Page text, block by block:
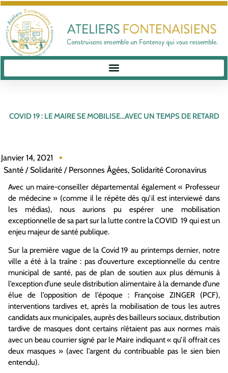
COVID 19 : LE MAIRE SE MOBILISE…AVEC UN TEMPS DE RETARD
Janvier 14, 2021
Santé / Solidarité / Personnes Âgées, Solidarité Coronavirus
Avec un maire-conseiller départemental également « Professeur
de médecine » (comme il le répète dès qu’il est interviewé dans
les médias), nous aurions pu espérer une mobilisation
exceptionnelle de sa part sur la lutte contre la COVID 19 qui est un
enjeu majeur de santé publique.
Sur la première vague de la Covid 19 au printemps dernier, notre
ville a été à la traîne : pas d’ouverture exceptionnelle du centre
municipal de santé, pas de plan de soutien aux plus démunis à
l’exception d’une seule distribution alimentaire à la demande d’une
élue de l’opposition de l’époque : Françoise ZINGER (PCF),
interventions tardives et, après la mobilisation de tous les autres
candidats aux municipales, auprès des bailleurs sociaux, distribution
tardive de masques dont certains n’étaient pas aux normes mais
avec un beau courrier signé par le Maire indiquant « qu’il offrait ces
deux masques » (avec l’argent du contribuable pas le sien bien
entendu).